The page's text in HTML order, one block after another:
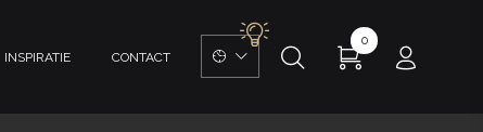
INSPIRATIE CONTACT
0